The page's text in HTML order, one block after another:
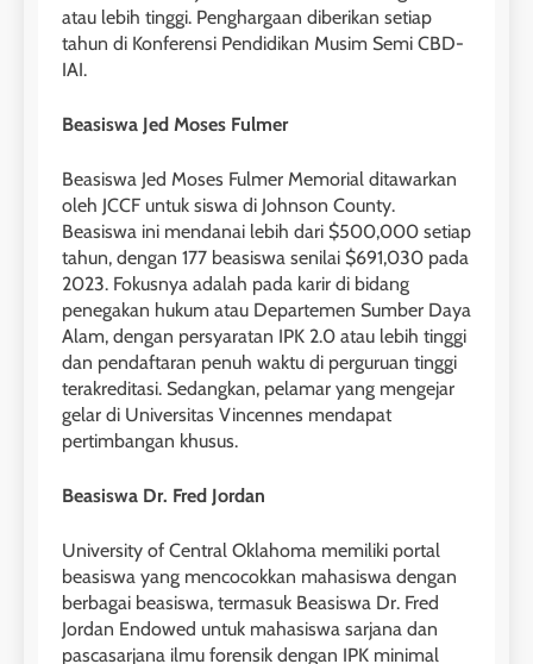
27
LEIDEN INSTITUTE
28
Jadwal Kursus IELTS Online
LEIDEN INSTITUTE
29
Perbedaan Antara IELTS
Preparation dan IELTS Practice
LEIDEN INSTITUTE
Online IELTS Courses
LEIDEN INSTITUTE
atau lebih tinggi. Penghargaan diberikan setiap
tahun di Konferensi Pendidikan Musim Semi CBD-
IAI.
Beasiswa Jed Moses Fulmer
Beasiswa Jed Moses Fulmer Memorial ditawarkan
oleh JCCF untuk siswa di Johnson County.
Beasiswa ini mendanai lebih dari $500,000 setiap
tahun, dengan 177 beasiswa senilai $691,030 pada
2023. Fokusnya adalah pada karir di bidang
penegakan hukum atau Departemen Sumber Daya
Alam, dengan persyaratan IPK 2.0 atau lebih tinggi
dan pendaftaran penuh waktu di perguruan tinggi
terakreditasi. Sedangkan, pelamar yang mengejar
gelar di Universitas Vincennes mendapat
pertimbangan khusus.
Beasiswa Dr. Fred Jordan
University of Central Oklahoma memiliki portal
beasiswa yang mencocokkan mahasiswa dengan
berbagai beasiswa, termasuk Beasiswa Dr. Fred
Jordan Endowed untuk mahasiswa sarjana dan
pascasarjana ilmu forensik dengan IPK minimal